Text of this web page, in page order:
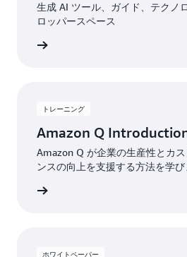
生成 AI ツール、ガイド、テクノ
ロッパースペース
トレーニング
Amazon Q
Amazon Q が企業の生産性とカ
ンスの向上を支援する方法を学び
ホワイトペーパー